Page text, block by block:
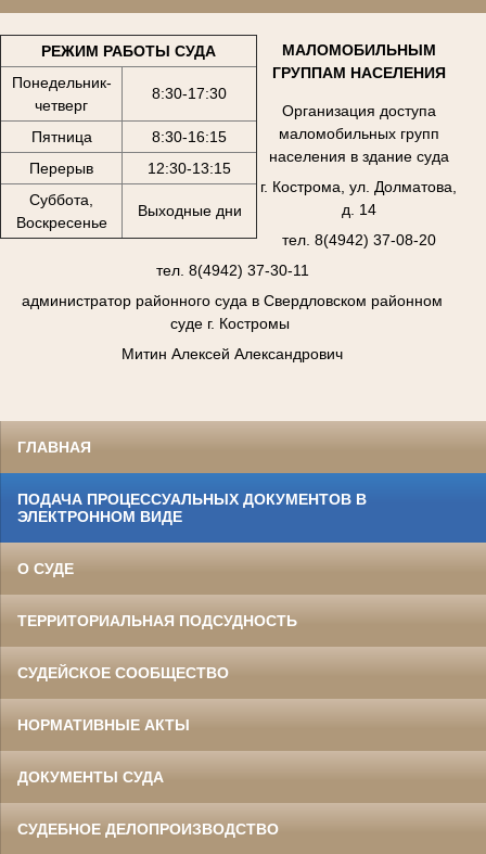
РЕЖИМ РАБОТЫ СУДА
Понедельник-
четверг
8:30-17:30
Пятница
8:30-16:15
Перерыв
12:30-13:15
Суббота,
Воскресенье
Выходные дни
МАЛОМОБИЛЬНЫМ
ГРУППАМ НАСЕЛЕНИЯ
Организация доступа
маломобильных групп
населения в здание суда
г. Кострома, ул. Долматова,
д. 14
тел. 8(4942) 37-08-20
тел. 8(4942) 37-30-11
администратор районного суда в Свердловском районном
суде г. Костромы
Митин Алексей Александрович
ГЛАВНАЯ
ПОДАЧА ПРОЦЕССУАЛЬНЫХ ДОКУМЕНТОВ В
ЭЛЕКТРОННОМ ВИДЕ
О СУДЕ
ТЕРРИТОРИАЛЬНАЯ ПОДСУДНОСТЬ
СУДЕЙСКОЕ СООБЩЕСТВО
НОРМАТИВНЫЕ АКТЫ
ДОКУМЕНТЫ СУДА
СУДЕБНОЕ ДЕЛОПРОИЗВОДСТВО